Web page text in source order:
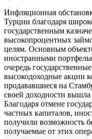
Инфляционная
Турции благодаря
государственным
высокопроцентных
целям. Основным
иностранными
очередь
высокодоходные акции
продававшиеся на
своей доходности
Благодаря отмене
частных капиталов,
получили возможность
получаемые от этих